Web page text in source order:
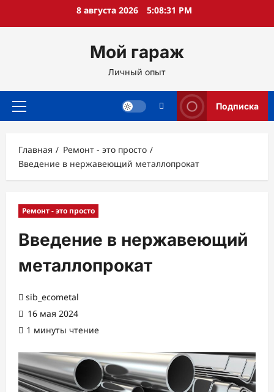
8 августа 2026 5:08:32 PM
Мой гараж
Личный опыт
Основное
Подписка
Главная
Ремонт - это просто
Введение в нержавеющий металлопрокат
Ремонт - это просто
Введение в нержавеющий
металлопрокат
sib_ecometal
16 мая 2024
1 минуты чтение